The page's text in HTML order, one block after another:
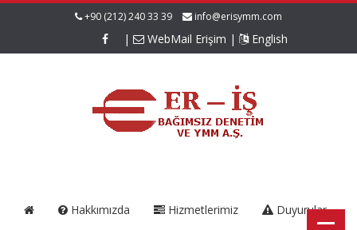
+90 (212) 240 33 39 info@erisymm.com
| WebMail Erişim | English
Hakkımızda Hizmetlerimiz Duyurular